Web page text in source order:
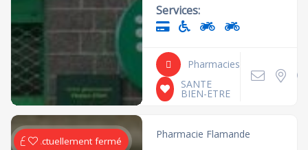
Services:
Pharmacies
SANTE
BIEN-ETRE
Actuellement fermé
Pharmacie Flamande